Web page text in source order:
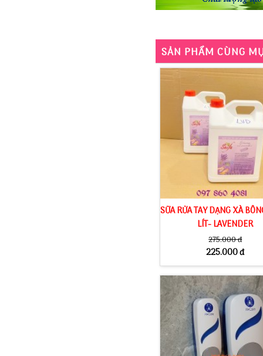
SẢN PHẨM CÙNG
SỮA RỬA TAY DẠNG XÀ
LÍT- LAVENDER
275.000 đ
225.000 đ